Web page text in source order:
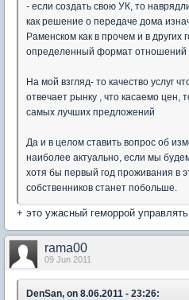
- если создать свою УК, то
как решение о передаче дома
Раменском как в прочем и в других
определенный формат отношений
На мой взгляд- то качество услуг
отвечает рынку , что касаемо цен,
самых лучших предложений
Да и в целом ставить вопрос об
наиболее актуально, если мы
хотя бы первый год проживания в
собственников станет побольше.
+ это ужасный геморрой
rama00
09 Jun 2011
DenSan, on 8.06.2011 - 23:26: